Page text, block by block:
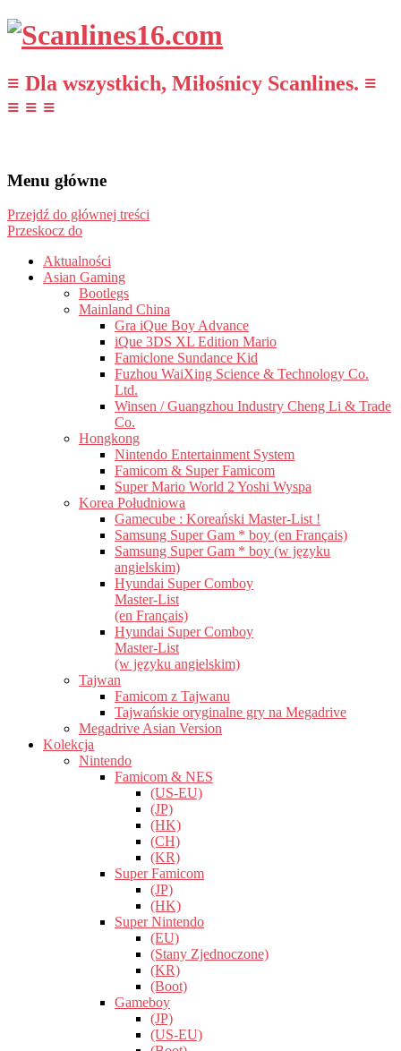
≡ Dla wszystkich, Miłośnicy Scanlines. ≡
≡ ≡ ≡
Menu główne
Przejdź do głównej treści
Przeskocz do
Aktualności
Asian Gaming
Bootlegs
Mainland China
Gra iQue Boy Advance
iQue 3DS XL Edition Mario
Famiclone Sundance Kid
Fuzhou WaiXing Science & Technology Co.
Ltd.
Winsen / Guangzhou Industry Cheng Li & Trade
Co.
Hongkong
Nintendo Entertainment System
Famicom & Super Famicom
Super Mario World 2 Yoshi Wyspa
Korea Południowa
Gamecube : Koreański Master-List !
Samsung Super Gam * boy (en Français)
Samsung Super Gam * boy (w języku
angielskim)
Hyundai Super Comboy
Master-List
(en Français)
Hyundai Super Comboy
Master-List
(w języku angielskim)
Tajwan
Famicom z Tajwanu
Tajwańskie oryginalne gry na Megadrive
Megadrive Asian Version
Kolekcja
Nintendo
Famicom & NES
(US-EU)
(JP)
(HK)
(CH)
(KR)
Super Famicom
(JP)
(HK)
Super Nintendo
(EU)
(Stany Zjednoczone)
(KR)
(Boot)
Gameboy
(JP)
(US-EU)